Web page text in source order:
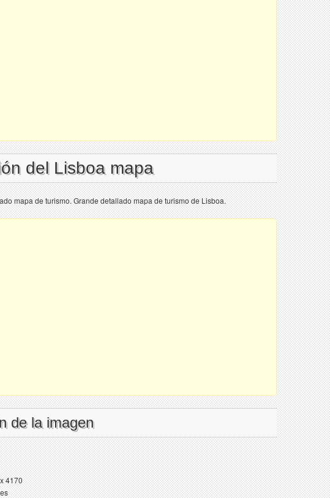
del Lisboa mapa
mapa de turismo. Grande detallado mapa de turismo de Lisboa.
de la imagen
4170